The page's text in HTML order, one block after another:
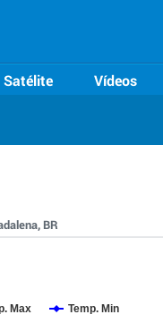
Satélite Vídeos
BR
Max Temp. Min